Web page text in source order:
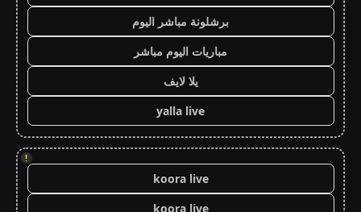
برشلونة مباشر اليوم
مباريات اليوم مباشر
يلا لايف
yalla live
!
koora live
koora live